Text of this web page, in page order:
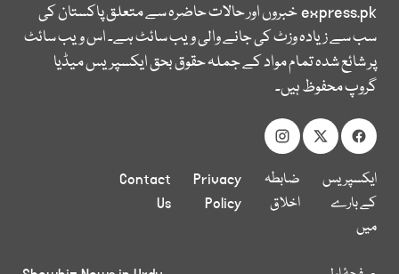
express.pkخبروں اور حالات حاضرہ سے متعلق پاکستان کی
سب سے زیادہ وزٹ کی جانے والی ویب سائٹ ہے۔ اس ویب سائٹ
پر شائع شدہ تمام مواد کے جملہ حقوق بحق ایکسپریس میڈیا
گروپ محفوظ ہیں۔
ایکسپریس
کے بارے
میں
ضابطہ
اخلاق
Privacy
Policy
Contact
Us